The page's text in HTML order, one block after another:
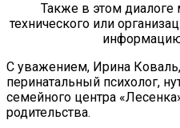
Также в этом
технического или
С уважением, Ирина
перинатальный психолог,
семейного центра
родительства.